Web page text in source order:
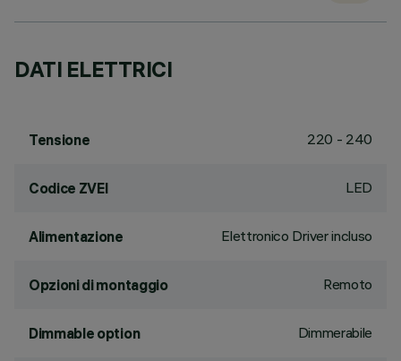
DATI ELETTRICI
Tensione 220 - 240
Codice ZVEI LED
Alimentazione Elettronico Driver incluso
Opzioni di montaggio Remoto
Dimmable option Dimmerabile